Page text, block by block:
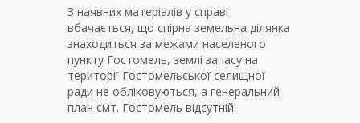
З наявних матеріалів у справі
вбачається, що спірна земельна ділянка
знаходиться за межами населеного
пункту Гостомель, землі запасу на
території Гостомельської селищної
ради не обліковуються, а генеральний
план смт. Гостомель відсутній.